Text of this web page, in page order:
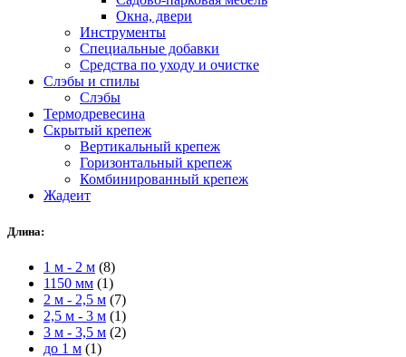
Окна, двери
Инструменты
Специальные добавки
Средства по уходу и очистке
Слэбы и спилы
Слэбы
Термодревесина
Скрытый крепеж
Вертикальный крепеж
Горизонтальный крепеж
Комбинированный крепеж
Жадеит
Длина:
1 м - 2 м (8)
1150 мм (1)
2 м - 2,5 м (7)
2,5 м - 3 м (1)
3 м - 3,5 м (2)
до 1 м (1)